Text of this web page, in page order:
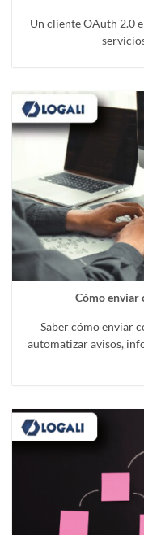
Un cliente OAuth 2.0
Cómo enviar
Saber cómo enviar
automatizar avisos,